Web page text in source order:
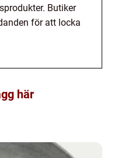
Butiker
för att locka
här